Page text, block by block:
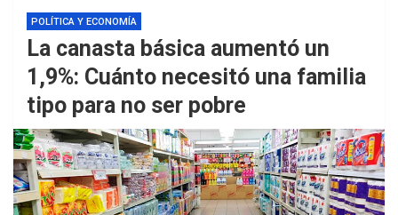
POLÍTICA Y ECONOMÍA
La canasta básica aumentó un
1,9%: Cuánto necesitó una familia
tipo para no ser pobre